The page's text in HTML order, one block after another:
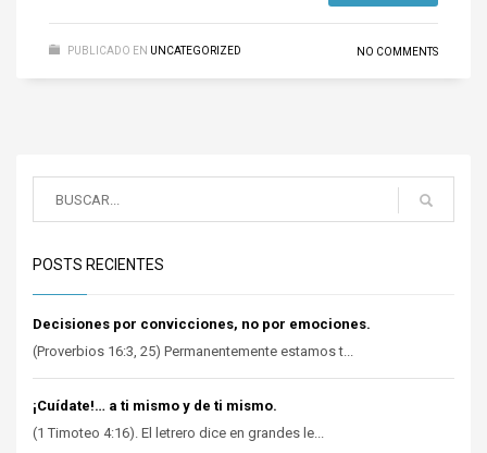
PUBLICADO EN UNCATEGORIZED NO COMMENTS
POSTS RECIENTES
Decisiones por convicciones, no por emociones.
(Proverbios 16:3, 25) Permanentemente estamos t...
¡Cuídate!… a ti mismo y de ti mismo.
(1 Timoteo 4:16). El letrero dice en grandes le...